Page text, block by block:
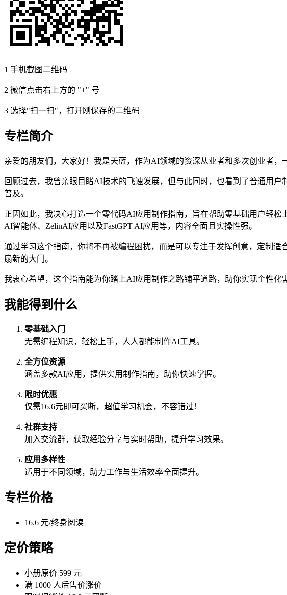
1 手机截图二维码
2 微信点击右上方的 "+" 号
3 选择"扫一扫"，打开刚保存的二维码
专栏简介
亲爱的朋友们，大家好！我是天蓝，作为AI领域的资深从业者和多次创业者，
回顾过去，我曾亲眼目睹AI技术的飞速发展，但与此同时，也看到了普通用
普及。
正因如此，我决心打造一个零代码AI应用制作指南，旨在帮助零基础用户轻
AI智能体、ZelinAI应用以及FastGPT AI应用等，内容全面且实操性强。
通过学习这个指南，你将不再被编程困扰，而是可以专注于发挥创意，定制
扇新的大门。
我衷心希望，这个指南能为你踏上AI应用制作之路铺平道路，助你实现个性
我能得到什么
零基础入门
无需编程知识，轻松上手，人人都能制作AI工具。
全方位资源
涵盖多款AI应用，提供实用制作指南，助你快速掌握。
限时优惠
仅需16.6元即可买断，超值学习机会，不容错过！
社群支持
加入交流群，获取经验分享与实时帮助，提升学习效果。
应用多样性
适用于不同领域，助力工作与生活效率全面提升。
专栏价格
16.6 元/终身阅读
定价策略
小册原价 599 元
满 1000 人后售价涨价